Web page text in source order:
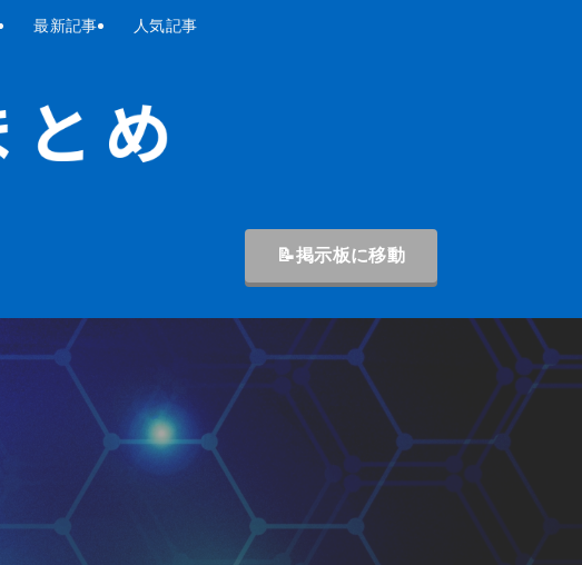
最新記事 人気記事
📝掲示板に移動